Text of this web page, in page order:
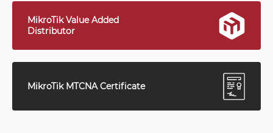
MikroTik Value Added
Distributor
MikroTik MTCNA Certificate